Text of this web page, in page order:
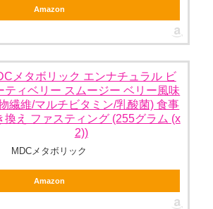
Amazon
メタボリック エンナチュラル ビ
ティベリー スムージー ベリー風味
繊維/マルチビタミン/乳酸菌) 食事
換え ファスティング (255グラム (x
2))
MDCメタボリック
Amazon